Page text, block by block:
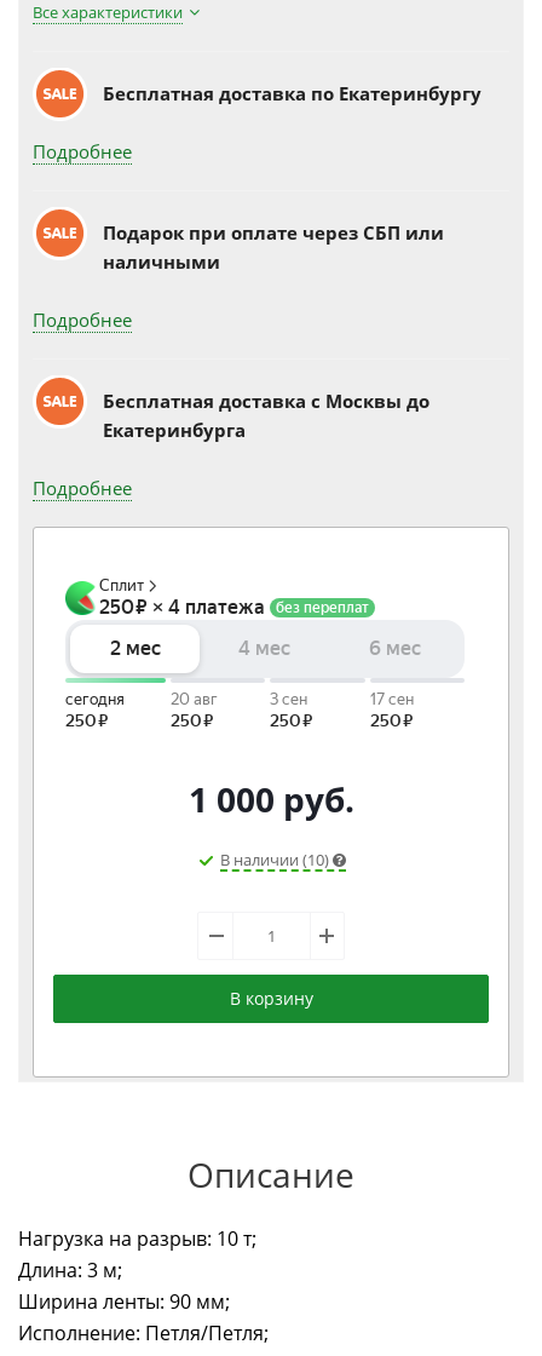
Все характеристики
Бесплатная доставка по Екатеринбургу
Подробнее
Подарок при оплате через СБП или
наличными
Подробнее
Бесплатная доставка c Москвы до
Екатеринбурга
Подробнее
1 000 руб.
В наличии (10)
В корзину
Описание
Нагрузка на разрыв: 10 т;
Длина: 3 м;
Ширина ленты: 90 мм;
Исполнение: Петля/Петля;